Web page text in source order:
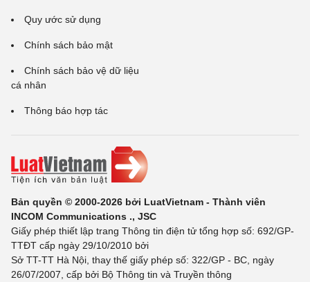
Quy ước sử dụng
Chính sách bảo mật
Chính sách bảo vệ dữ liệu
cá nhân
Thông báo hợp tác
Bản quyền © 2000-2026 bởi LuatVietnam - Thành viên
INCOM Communications ., JSC
Giấy phép thiết lập trang Thông tin điện tử tổng hợp số: 692/GP-
TTĐT cấp ngày 29/10/2010 bởi
Sở TT-TT Hà Nội, thay thế giấy phép số: 322/GP - BC, ngày
26/07/2007, cấp bởi Bộ Thông tin và Truyền thông